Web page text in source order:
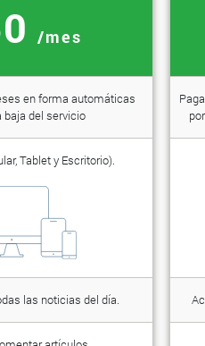
/mes
en forma automáticas
baja del servicio
Tablet y Escritorio).
las noticias del día.